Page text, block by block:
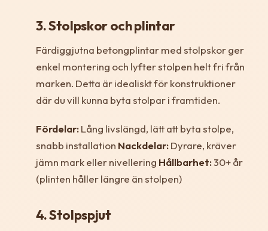
3. Stolpskor och plintar
Färdiggjutna betongplintar med stolpskor ger
enkel montering och lyfter stolpen helt fri från
marken. Detta är idealiskt för konstruktioner
där du vill kunna byta stolpar i framtiden.
Fördelar:Lång livslängd, lätt att byta stolpe,
snabb installation Nackdelar:Dyrare, kräver
jämn mark eller nivellering Hållbarhet:30+ år
(plinten håller längre än stolpen)
4. Stolpspjut